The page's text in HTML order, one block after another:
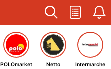
POLOmarket Netto Intermarche